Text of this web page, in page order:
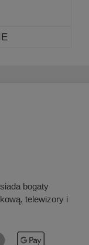
bogaty
telewizory i